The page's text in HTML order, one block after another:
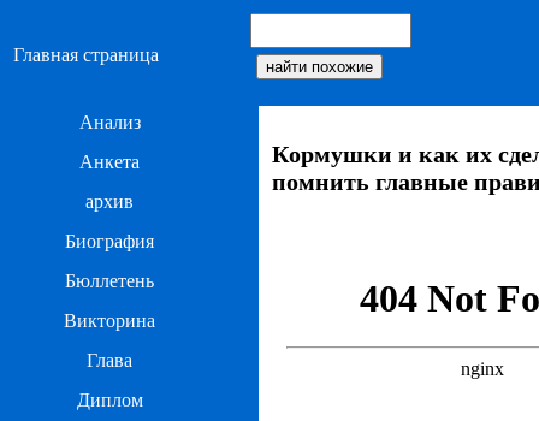
Главная страница
Анализ
Анкета
архив
Биография
Бюллетень
Викторина
Глава
Диплом
Кормушки и как их
помнить главные